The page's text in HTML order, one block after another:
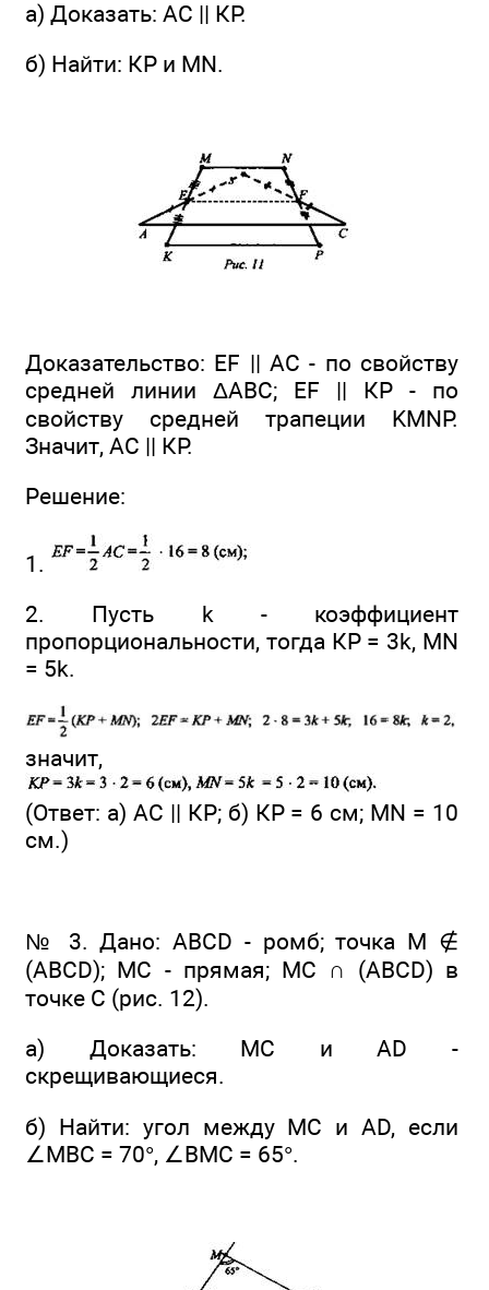
а) Доказать: АС || КР.
б) Найти: КР и MN.
Доказательство: EF || АС - по свойству
средней линии ΔАВС; EF || КР - по
свойству средней трапеции KMNP.
Значит, АС || КР.
Решение:
1.
2. Пусть k - коэффициент
пропорциональности, тогда КР = 3k, MN
= 5k.
значит,
(Ответ: а) АС || КР; б) КР = 6 см; MN = 10
см.)
№ 3. Дано: ABCD - ромб; точка М ∉
(ABCD); МС - прямая; МС ∩ (ABCD) в
точке С (рис. 12).
а) Доказать: МС и AD -
скрещивающиеся.
б) Найти: угол между МС и AD, если
∠MBC = 70°, ∠BMC = 65°.